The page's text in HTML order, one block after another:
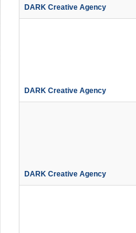
DARK Creative Agency
DARK Creative Agency
DARK Creative Agency